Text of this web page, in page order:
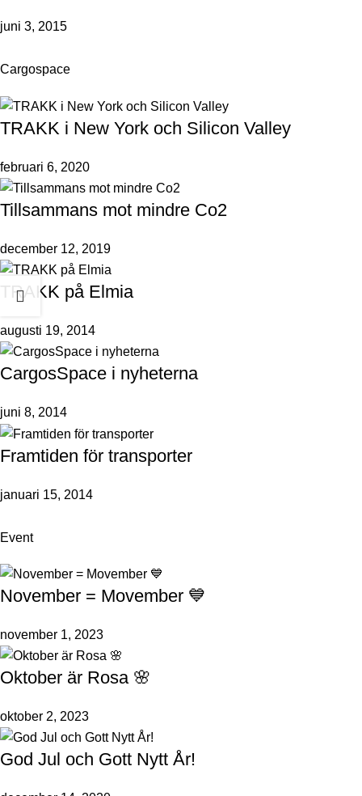
juni 3, 2015
Cargospace
TRAKK i New York och Silicon Valley
februari 6, 2020
Tillsammans mot mindre Co2
december 12, 2019
TRAKK på Elmia
augusti 19, 2014
CargosSpace i nyheterna
juni 8, 2014
Framtiden för transporter
januari 15, 2014
Event
November = Movember 💙
november 1, 2023
Oktober är Rosa 🌸
oktober 2, 2023
God Jul och Gott Nytt År!